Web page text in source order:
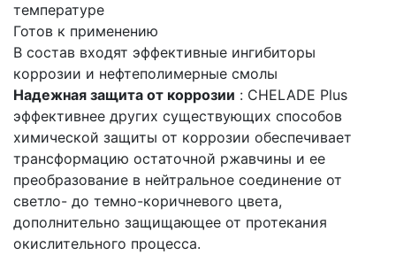
температуре
Готов к применению
В состав входят эффективные ингибиторы
коррозии и нефтеполимерные смолы
Надежная защита от коррозии : CHELADE Plus
эффективнее других существующих способов
химической защиты от коррозии обеспечивает
трансформацию остаточной ржавчины и ее
преобразование в нейтральное соединение от
светло- до темно-коричневого цвета,
дополнительно защищающее от протекания
окислительного процесса.